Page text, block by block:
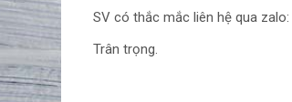
SV có thắc mắc liên hệ qua
Trân trọng.